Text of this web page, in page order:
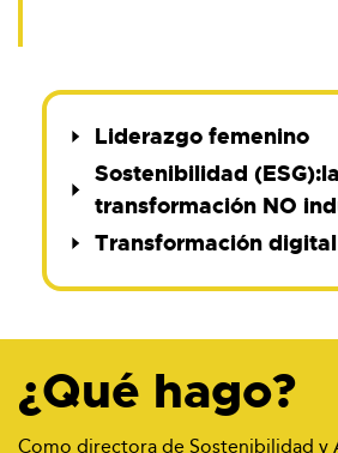
Liderazgo femenino
Sostenibilidad (ESG):la
transformación NO
Transformación digital
¿Qué hago?
Como directora de Sostenibilidad y